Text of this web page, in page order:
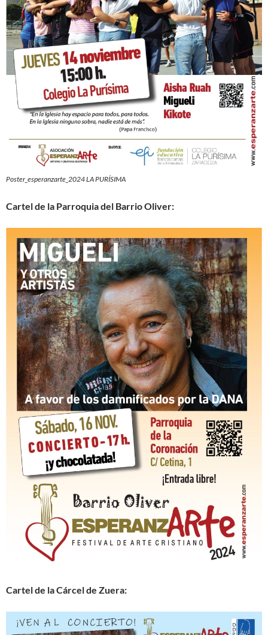
Poster_esperanzarte_2024 LA PURÍSIMA
Cartel de la Parroquia del Barrio Oliver:
Cartel de la Cárcel de Zuera: